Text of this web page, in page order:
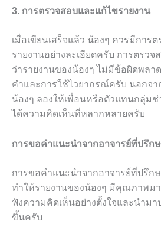
3. การตรวจสอบและแก้ไขรายงาน
เมื่อเขียนเสร็จแล้ว น้องๆ ควรมีการ
รายงานอย่างละเอียดครับ การตรวจ
ว่ารายงานของน้องๆ ไม่มีข้อผิดพลา
คำและการใช้ไวยากรณ์ครับ นอกจ
น้องๆ ลองให้เพื่อนหรือตัวแทนกลุ่มช่
ได้ความคิดเห็นที่หลากหลายครับ
การขอคำแนะนำจากอาจารย์ที่ปรึก
การขอคำแนะนำจากอาจารย์ที่ปรึก
ทำให้รายงานของน้องๆ มีคุณภาพม
ฟังความคิดเห็นอย่างตั้งใจและนำมา
ขึ้นครับ